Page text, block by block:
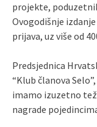
projekte,
Ovogodišnje
prijava, uz više od
Predsjednica
“Klub članova
imamo izuzetno
nagrade